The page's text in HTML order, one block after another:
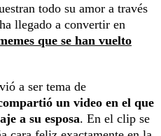
todo su amor a través
llegado a convertir en
que se han vuelto
a ser tema de
un video en el que
a su esposa. En el clip se